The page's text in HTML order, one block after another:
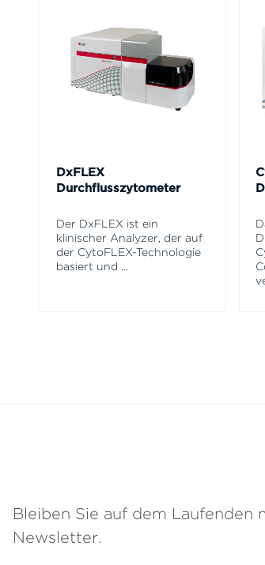
DxFLEX
Durchflusszytometer
Der DxFLEX ist ein
klinischer Analyzer, der auf
der CytoFLEX-Technologie
basiert und ...
Bleiben Sie auf dem Laufenden
Newsletter.